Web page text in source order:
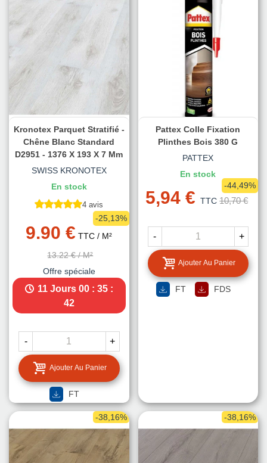
Kronotex Parquet Stratifié -
Chêne Blanc Standard
D2951 - 1376 X 193 X 7 Mm
SWISS KRONOTEX
En stock
4 avis
9.90 € TTC / M²
13.22 € / M²
-25,13%
Offre spéciale
11 Jours00 : 35 :
40
- +
Ajouter Au Panier
FT
Pattex Colle Fixation
Plinthes Bois 380 G
PATTEX
En stock
5,94 € TTC 10,70 €
-44,49%
- +
Ajouter Au Panier
FT FDS
-38,16% -38,16%